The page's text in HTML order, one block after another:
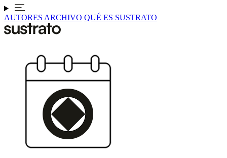
AUTORES ARCHIVO QUÉ ES SUSTRATO